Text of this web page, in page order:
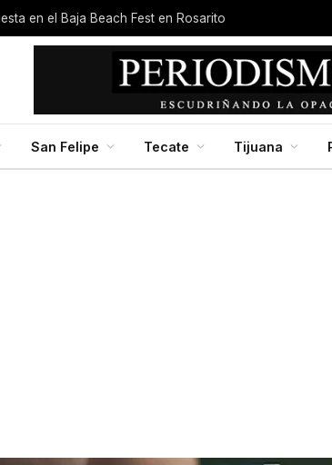
en el Baja Beach Fest en Rosarito
San Felipe Tecate Tijuana